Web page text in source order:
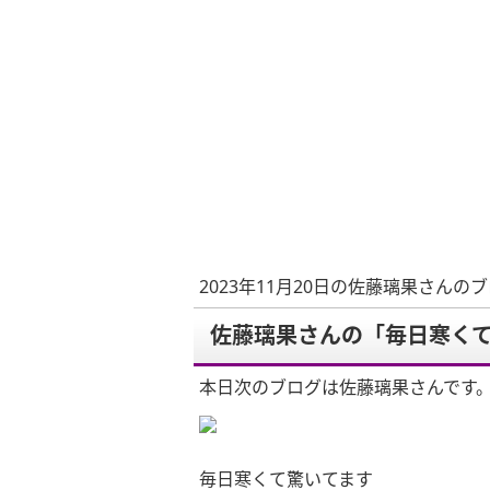
2023年11月20日の佐藤璃果さんの
佐藤璃果さんの「毎日寒く
本日次のブログは佐藤璃果さんです。
毎日寒くて驚いてます